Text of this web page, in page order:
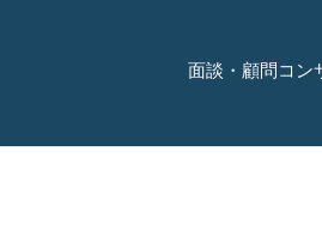
面談・顧問コン